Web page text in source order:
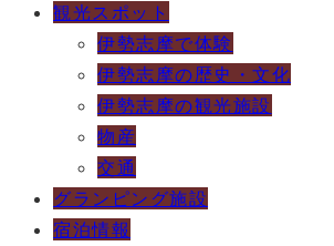
観光スポット
伊勢志摩で体験
伊勢志摩の歴史・文化
伊勢志摩の観光施設
物産
交通
グランピング施設
宿泊情報